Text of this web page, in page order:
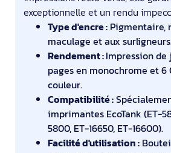
exceptionnelle et un rendu
Type d'encre : Pigmentaire,
maculage et aux
Rendement :Impression de
pages en monochrome et 6
couleur.
Compatibilité :
imprimantes EcoTank (ET-
5800, ET-16650, ET-16600).
Facilité d'utilisation :